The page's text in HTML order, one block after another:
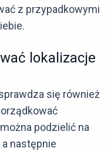
z przypadkowymi
lokalizacje
się również
podzielić na
a następnie